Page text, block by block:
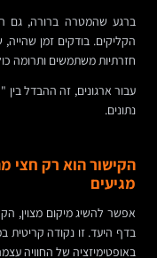
ברגע שהמטרה ברורה, גם
הקליקים. בודקים זמן
חזרתיות משתמשים ותרומה
עבור ארגונים, זה ההבדל בין
נתונים.
הקישור הוא רק חצי
מגיעים
אפשר להשיג מיקום מצוין,
בדף היעד. זו נקודה קריטית
באופטימיזציה של החוויה